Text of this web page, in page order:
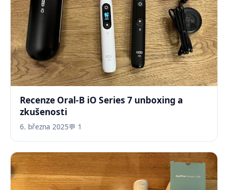
Recenze Oral-B iO Series 7 unboxing a
zkušenosti
6. března 2025💬 1